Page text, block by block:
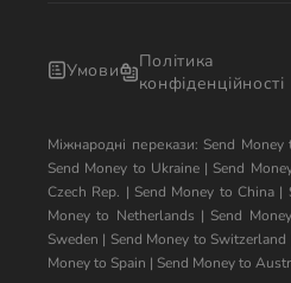
Умови
Політика
конфіденційності
Міжнародні перекази: Send Money
Send Money to Ukraine| Send
Czech Rep. | Send Money to China|
Money to Netherlands | Send
Sweden | Send Money to Switzerland
Money to Spain | Send Money to